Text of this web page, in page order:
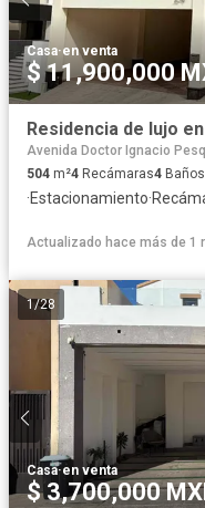
Casa·en venta
$ 11,900,000
Avenida Doctor Ignacio
504 m²4 Recámaras4 Baños
·Estacionamiento·
Actualizado hace más de 1
1 /28
Casa·en venta
$ 3,700,000